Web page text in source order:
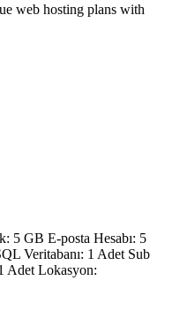
web hosting plans with
5 GB E-posta Hesabı: 5
Veritabanı: 1 Adet Sub
Adet Lokasyon: